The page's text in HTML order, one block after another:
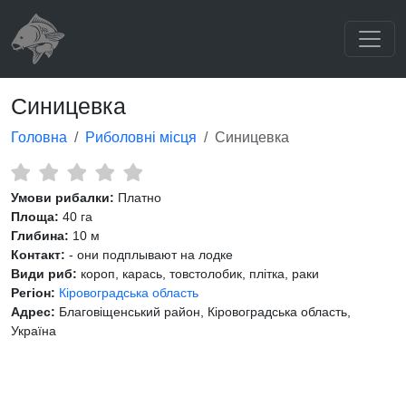
Синицевка
Головна Риболовні місця Синицевка
Умови рибалки: Платно
Площа: 40 га
Глибина: 10 м
Контакт: - они подплывают на лодке
Види риб: короп, карась, товстолобик, плітка, раки
Регіон: Кіровоградська область
Адрес: Благовіщенський район, Кіровоградська область,
Україна